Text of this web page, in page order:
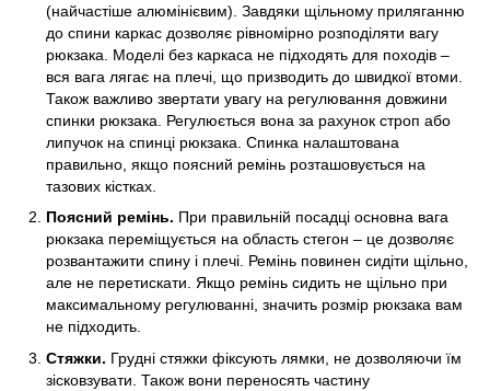
(найчастіше алюмінієвим). Завдяки щільному приляганню
до спини каркас дозволяє рівномірно розподіляти вагу
рюкзака. Моделі без каркаса не підходять для походів –
вся вага лягає на плечі, що призводить до швидкої втоми.
Також важливо звертати увагу на регулювання довжини
спинки рюкзака. Регулюється вона за рахунок строп або
липучок на спинці рюкзака. Спинка налаштована
правильно, якщо поясний ремінь розташовується на
тазових кістках.
Поясний ремінь. При правильній посадці основна вага
рюкзака переміщується на область стегон – це дозволяє
розвантажити спину і плечі. Ремінь повинен сидіти щільно,
але не перетискати. Якщо ремінь сидить не щільно при
максимальному регулюванні, значить розмір рюкзака вам
не підходить.
Стяжки. Грудні стяжки фіксують лямки, не дозволяючи їм
зісковзувати. Також вони переносять частину